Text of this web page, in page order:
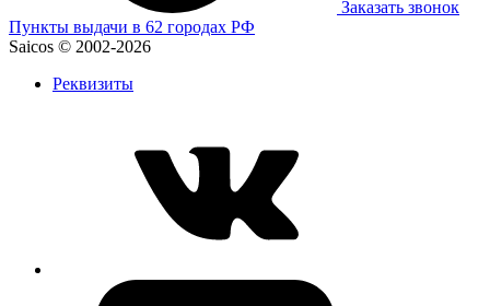
Заказать звонок
Пункты выдачи в 62 городах РФ
Saicos © 2002-2026
Реквизиты